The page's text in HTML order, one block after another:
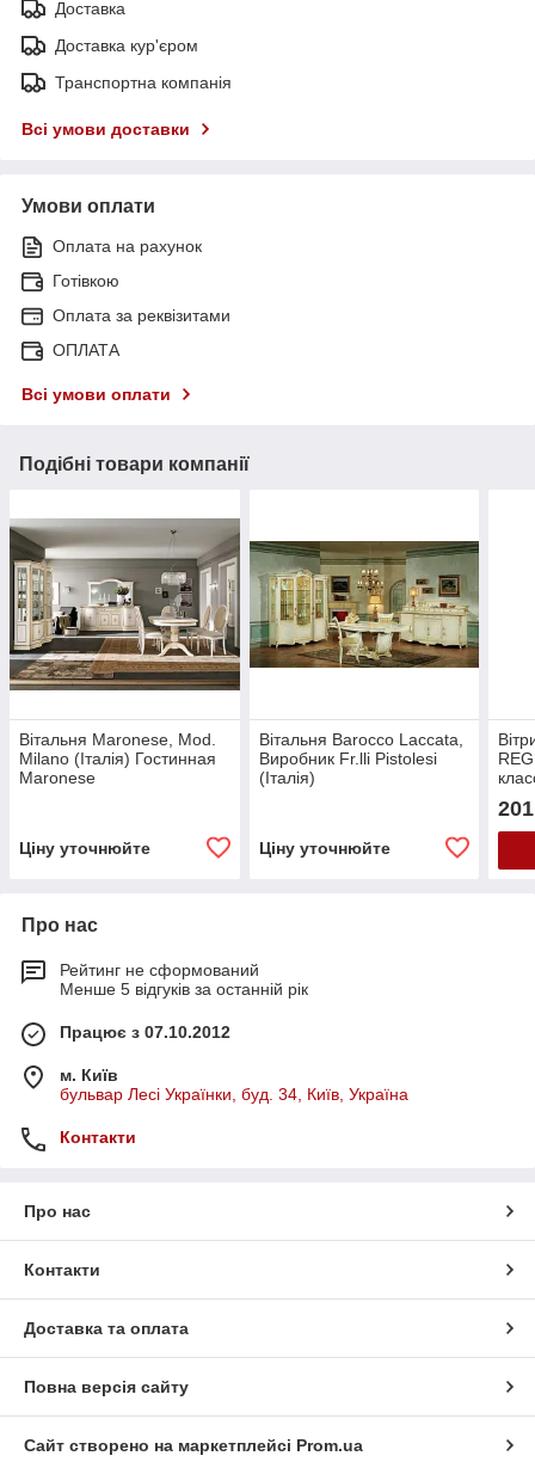
Доставка
Доставка кур'єром
Транспортна компанія
Всі умови доставки
Умови оплати
Оплата на рахунок
Готівкою
Оплата за реквізитами
ОПЛАТА
Всі умови оплати
Подібні товари компанії
Вітальня Maronese, Mod.
Milano (Італія) Гостинная
Maronese
Ціну уточнюйте
Вітальня Barocco Laccata,
Виробник Fr.lli Pistolesi
(Італія)
Ціну уточнюйте
Про нас
Рейтинг не сформований
Менше 5 відгуків за останній рік
Працює з 07.10.2012
м. Київ
бульвар Лесі Українки, буд. 34, Київ, Україна
Контакти
Про нас
Контакти
Доставка та оплата
Повна версія сайту
Сайт створено на маркетплейсі Prom.ua